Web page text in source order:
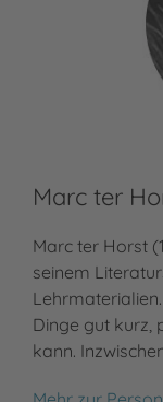
Marc ter
Marc ter Horst
seinem
Dinge gut kurz,
kann.